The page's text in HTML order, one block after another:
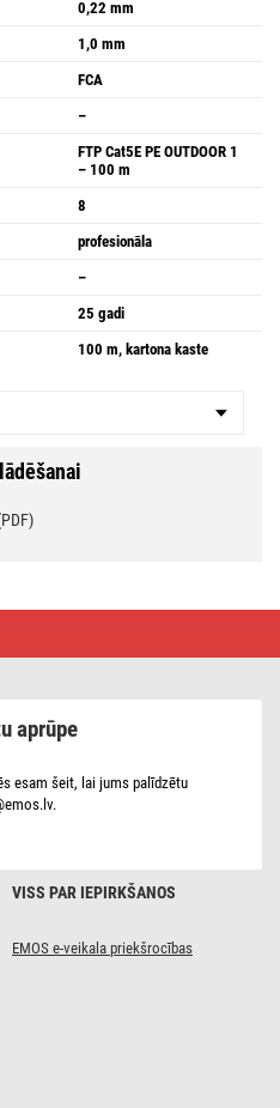
0,22 mm
1,0 mm
FCA
–
FTP Cat5E PE OUTDOOR 1
– 100 m
8
profesionāla
–
25 gadi
100 m, kartona kaste
VISS PAR IEPIRKŠANOS
EMOS e-veikala priekšrocības
aprūpe
esam šeit, lai jums palīdzētu